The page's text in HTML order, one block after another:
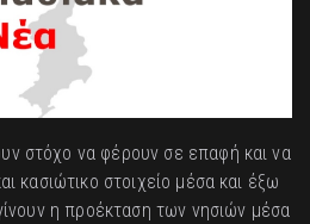
στόχο να φέρουν σε επαφή και να
κασιώτικο στοιχείο μέσα και έξω
η προέκταση των νησιών μέσα